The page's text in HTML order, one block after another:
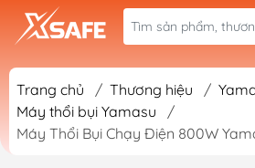
Trang chủ / Thương hiệu /
Máy thổi bụi Yamasu
/
Máy Thổi Bụi Chạy Điện 800W